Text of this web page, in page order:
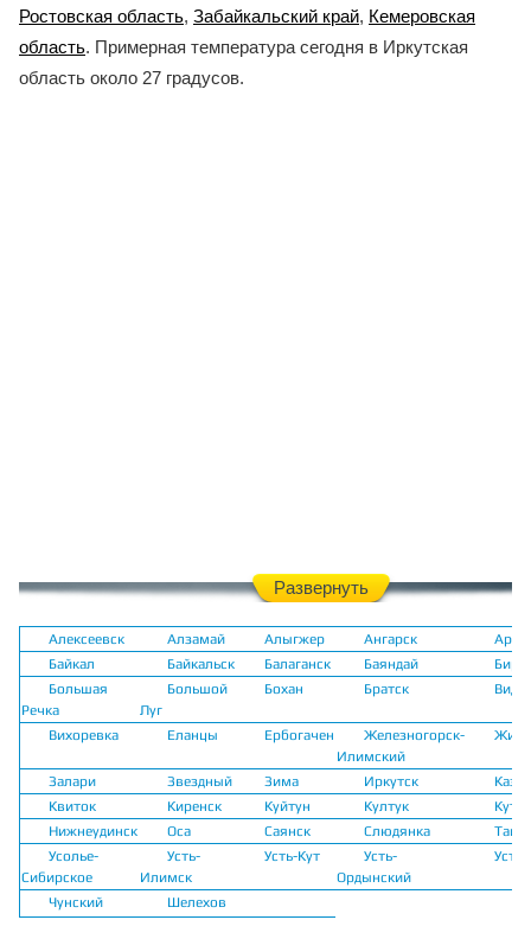
Ростовская область, Забайкальский край, Кемеровская
область. Примерная температура сегодня в Иркутская
область около 27 градусов.
Развернуть
Алексеевск Алзамай Алыгжер Ангарск
Байкал
Байкальск Балаганск Баяндай
Большая
Речка
Большой
Луг
Бохан Братск
Вихоревка Еланцы Ербогачен
Железногорск-
Илимский
Залари Звездный Зима Иркутск
Квиток
Киренск Куйтун Култук
Нижнеудинск
Оса Саянск Слюдянка
Усолье-
Сибирское
Усть-
Илимск
Усть-Кут
Усть-
Ордынский
Усть-
Чунский Шелехов